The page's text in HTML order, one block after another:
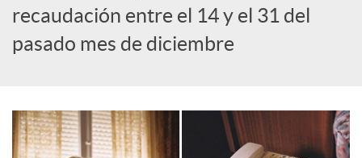
o
i
recaudación entre el 14 y el 31 del
pasado mes de diciembre